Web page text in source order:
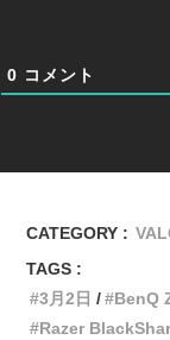
0 コメント
CATEGORY :
TAGS :
3月2日
BenQ
Razer